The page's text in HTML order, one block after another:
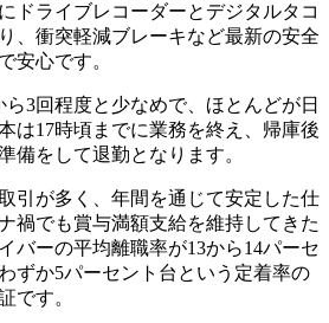
ドライブレコーダーとデジタルタコ
、衝突軽減ブレーキなど最新の安全
安心です。
3回程度と少なめで、ほとんどが日
は17時頃までに業務を終え、帰庫後
備をして退勤となります。
引が多く、年間を通じて安定した仕
禍でも賞与満額支給を維持してきた
バーの平均離職率が13から14パーセ
ずか5パーセント台という定着率の
です。